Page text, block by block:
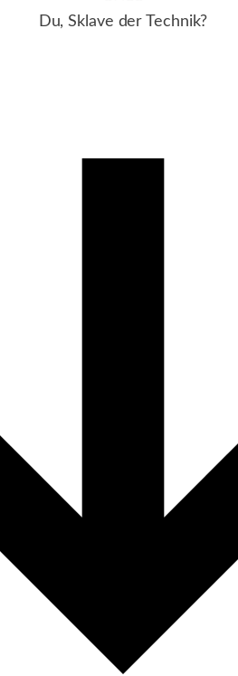
Du, Sklave der Technik?